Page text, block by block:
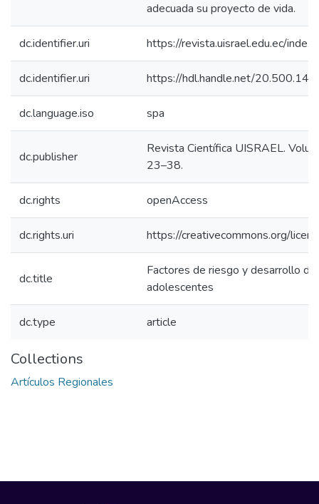
adecuada su proyecto de vida.
dc.identifier.uri https://revista.uisrael.edu.ec/
dc.identifier.uri https://hdl.handle.net/
dc.language.iso spa
dc.publisher
Revista Científica UISRAEL.
23–38.
dc.rights openAccess
dc.rights.uri https://creativecommons.org/
dc.title
Factores de riesgo y desarrollo de
adolescentes
dc.type article
Collections
Artículos Regionales